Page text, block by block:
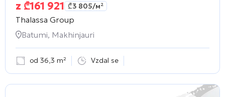
z ₾161 921 ₾3 805/м²
Thalassa Group
Batumi, Makhinjauri
od 36,3 m² Vzdal se